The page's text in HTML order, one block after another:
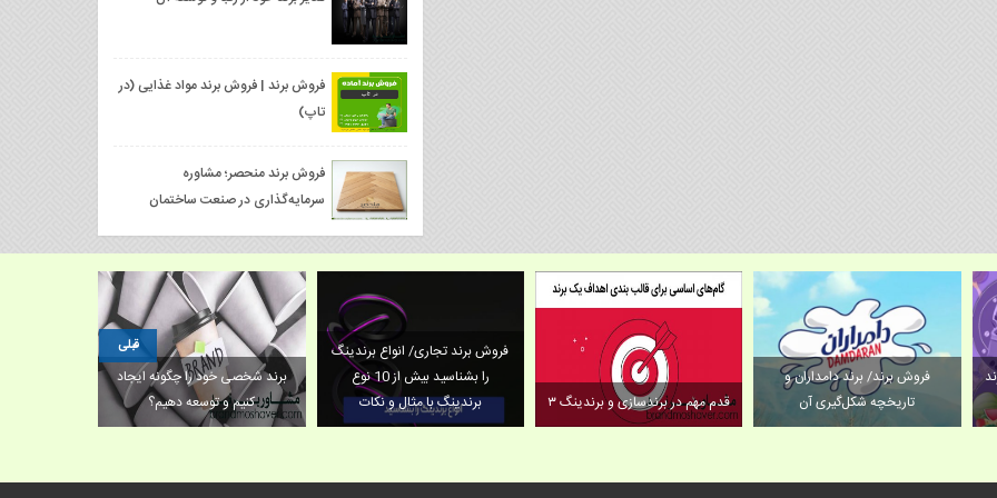
فروش برند | فروش برند مواد غذایی (در
تاپ)
فروش برند منحصر؛ مشاوره
سرمایه‌گذاری در صنعت ساختمان
برند شخصی خود را چگونه ایجاد
کنیم و توسعه دهیم؟
فروش برند تجاری/ انواع برندینگ
را بشناسید بیش از 10 نوع
برندینگ با مثال و نکات
۳ قدم مهم در برندسازی و برندینگ
فروش برند/ برند دامداران و
تاریخچه شکل‌گیری آن
قبلی